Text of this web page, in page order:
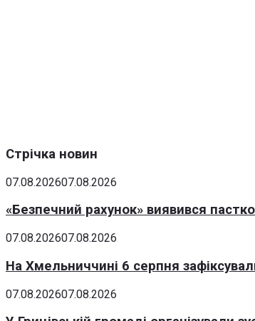
Стрічка новин
07.08.202607.08.2026
«Безпечний рахунок» виявився
07.08.202607.08.2026
На Хмельниччині 6 серпня
07.08.202607.08.2026